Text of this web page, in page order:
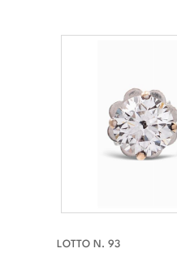
LOTTO N. 93